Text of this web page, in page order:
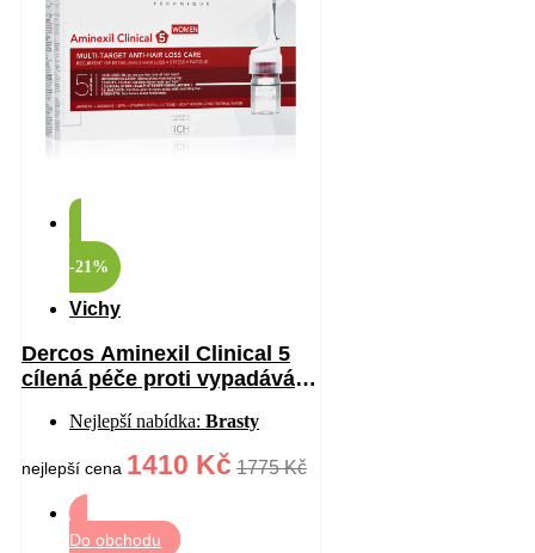
-21%
Vichy
Dercos Aminexil Clinical 5
cílená péče proti vypadávání
Nejlepší nabídka: Brasty
nejlepší cena 1410 Kč 1775 Kč
Do obchodu